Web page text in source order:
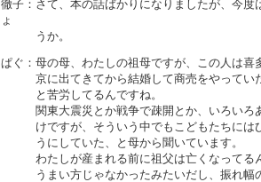
徹子：さて、本の話ばかりになりましたが、今度
ょ
うか。
ぱぐ：母の母、わたしの祖母ですが、この人は喜
京に出てきてから結婚して商売をやってい
と苦労してるんですね。
関東大震災とか戦争で疎開とか、いろいろ
けですが、そういう中でもこどもたちには
うにしていた、と母から聞いています。
わたしが産まれる前に祖父は亡くなってる
うまい方じゃなかったみたいだし、振れ幅